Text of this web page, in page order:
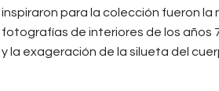
inspiraron para la colección fueron la
fotografías de interiores de los años
y la exageración de la silueta del